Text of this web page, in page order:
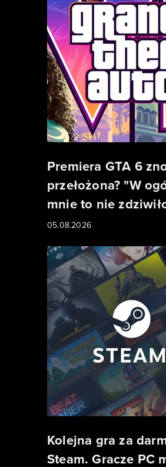
Premiera GTA 6
przełożona? "W
mnie to nie
05.08.2026
Kolejna gra za
Steam. Gracze PC